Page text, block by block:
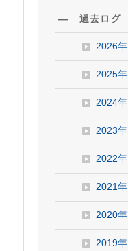
― 過去ログ
2026年
2025年
2024年
2023年
2022年
2021年
2020年
2019年